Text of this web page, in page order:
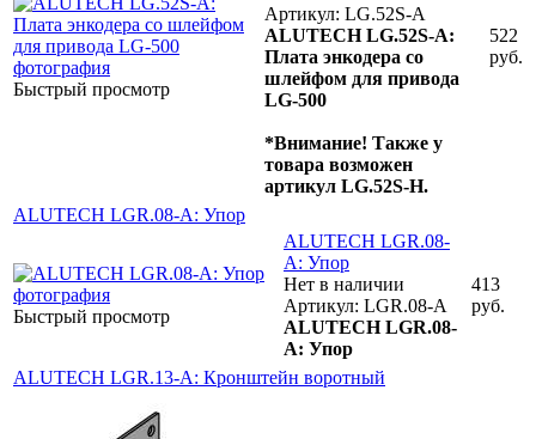
Быстрый просмотр
Артикул: LG.52S-A
ALUTECH LG.52S-A:
Плата энкодера со
шлейфом для привода
LG-500
*Внимание! Также у
товара возможен
артикул LG.52S-H.
522
руб.
ALUTECH LGR.08-A: Упор
Быстрый просмотр
ALUTECH LGR.08-
A: Упор
Нет в наличии
Артикул: LGR.08-A
ALUTECH LGR.08-
A: Упор
413
руб.
ALUTECH LGR.13-A: Кронштейн воротный